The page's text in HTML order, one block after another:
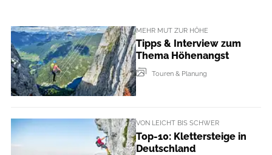
MEHR MUT ZUR HÖHE
Tipps & Interview zum
Thema Höhenangst
Touren & Planung
VON LEICHT BIS SCHWER
Top-10: Klettersteige in
Deutschland